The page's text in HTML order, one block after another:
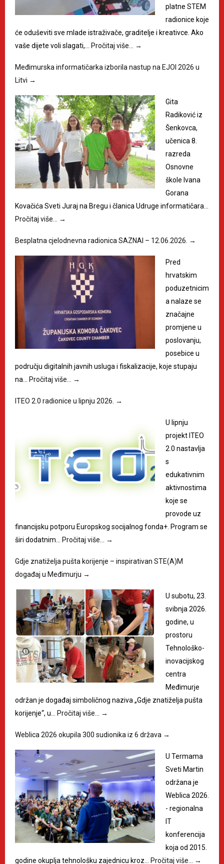
platne STEM
radionice koje
će oduševiti sve mlade istraživače, graditelje i kreativce. Ako
vaše dijete voli slagati,… Pročitaj više… →
Međimurska informatičarka izborila nastup na EJOI 2026 u
Litvi →
Gita
Radiković iz
Šenkovca,
učenica 8.
razreda
Osnovne
škole Ivana
Gorana
Kovačića Sveti Juraj na Bregu i članica Udruge informatičara…
Pročitaj više…
→
Besplatna cjelodnevna radionica SAZNAI – 12.06.2026. →
Pred
hrvatskim
poduzetnicim
a nalaze se
značajne
promjene u
poslovanju,
posebice u
području digitalnih javnih usluga i fiskalizacije, koje stupaju
na… Pročitaj više… →
ITEO 2.0 radionice u lipnju 2026. →
U lipnju
projekt ITEO
2.0 nastavlja
s
edukativnim
aktivnostima
koje se
provode uz
financijsku potporu Europskog socijalnog fonda+. Program se
širi dodatnim… Pročitaj više… →
Gdje znatiželja pušta korijenje – inspirativan STE(A)M
događaj u Međimurju →
U subotu, 23.
svibnja 2026.
godine, u
prostoru
Tehnološko-
inovacijskog
centra
Međimurje
održan je događaj simboličnog naziva „Gdje znatiželja pušta
korijenje“, u… Pročitaj više… →
Weblica 2026 okupila 300 sudionika iz 6 država →
U Termama
Sveti Martin
održana je
Weblica 2026.
- regionalna
IT
konferencija
koja od 2015.
godine okuplja tehnološku zajednicu kroz… Pročitaj više… →